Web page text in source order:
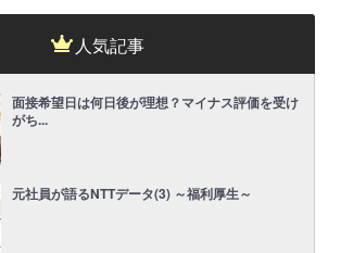
人気記事
面接希望日は何日後が理想？マイナス評価を受け
がち...
元社員が語るNTTデータ(3) ～福利厚生～